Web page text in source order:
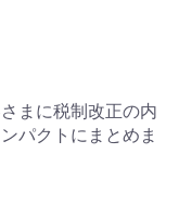
まに税制改正の内
パクトにまとめま